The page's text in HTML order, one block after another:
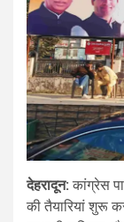
देहरादून: कांग्रेस
की तैयारियां शुरू